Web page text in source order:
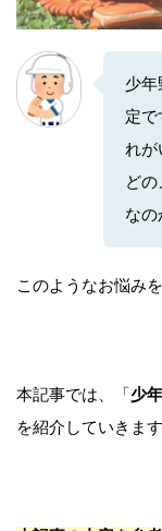
少
定
れが
ど
なの
このようなお悩み
本記事では、「 少
を紹介していきます